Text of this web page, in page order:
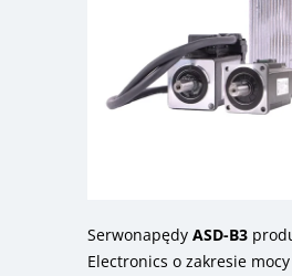
Serwonapędy ASD-B3
Electronics o zakresie mocy